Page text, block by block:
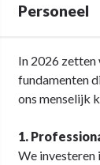
Personeel
Terug
navigatie
Paragraaf
Bedrijfsvoering
In 2026 zetten
fundamenten
ons menselijk
1.
We investeren